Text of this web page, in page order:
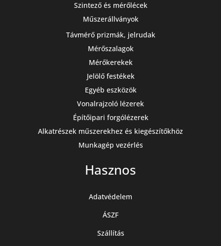
Szintező és mérőlécek
Műszerállványok
Távmérő prizmák, jelrudak
Mérőszalagok
Mérőkerekek
Jelölő festékek
Egyéb eszközök
Vonalrajzoló lézerek
Építőipari forgólézerek
Alkatrészek műszerekhez és kiegészítőkhöz
Munkagép vezérlés
Hasznos
Adatvédelem
ÁSZF
Szállítás